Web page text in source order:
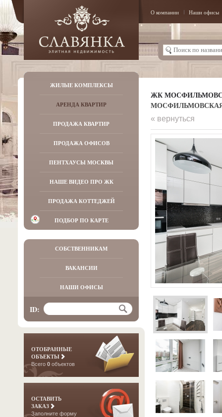
О компании Наши офисы
ЖИЛЫЕ КОМПЛЕКСЫ
АРЕНДА КВАРТИР
ПРОДАЖА КВАРТИР
ПРОДАЖА ОФИСОВ
ПЕНТХАУСЫ МОСКВЫ
НАШЕ ВИДЕО ПРО ЖК
ПРОДАЖА КОТТЕДЖЕЙ
ПОДБОР ПО КАРТЕ
СОБСТВЕННИКАМ
ВАКАНСИИ
НАШИ ОФИСЫ
ID:
ОТОБРАННЫЕ
ОБЪЕКТЫ
Всего 0 объектов
ОСТАВИТЬ
ЗАКАЗ
Заполните форму
ЖК
МОСФИЛЬМОВСКАЯ
« вернуться